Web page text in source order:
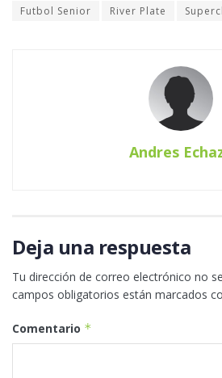
Futbol Senior
River Plate
Andres
Deja una respuesta
Tu dirección de correo electrónico no
campos obligatorios están marcados
Comentario *